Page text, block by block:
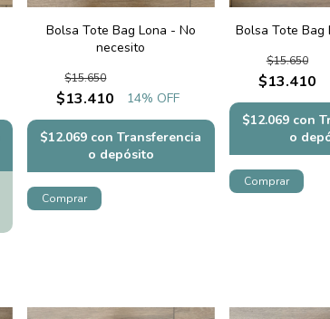
Bolsa Tote Bag Lona - No
necesito
$13.410
$15.650
14% OFF
$12.069 con Transferencia
o depósito
Bolsa Tote Bag
$13.410
$15.650
$12.069 con
o